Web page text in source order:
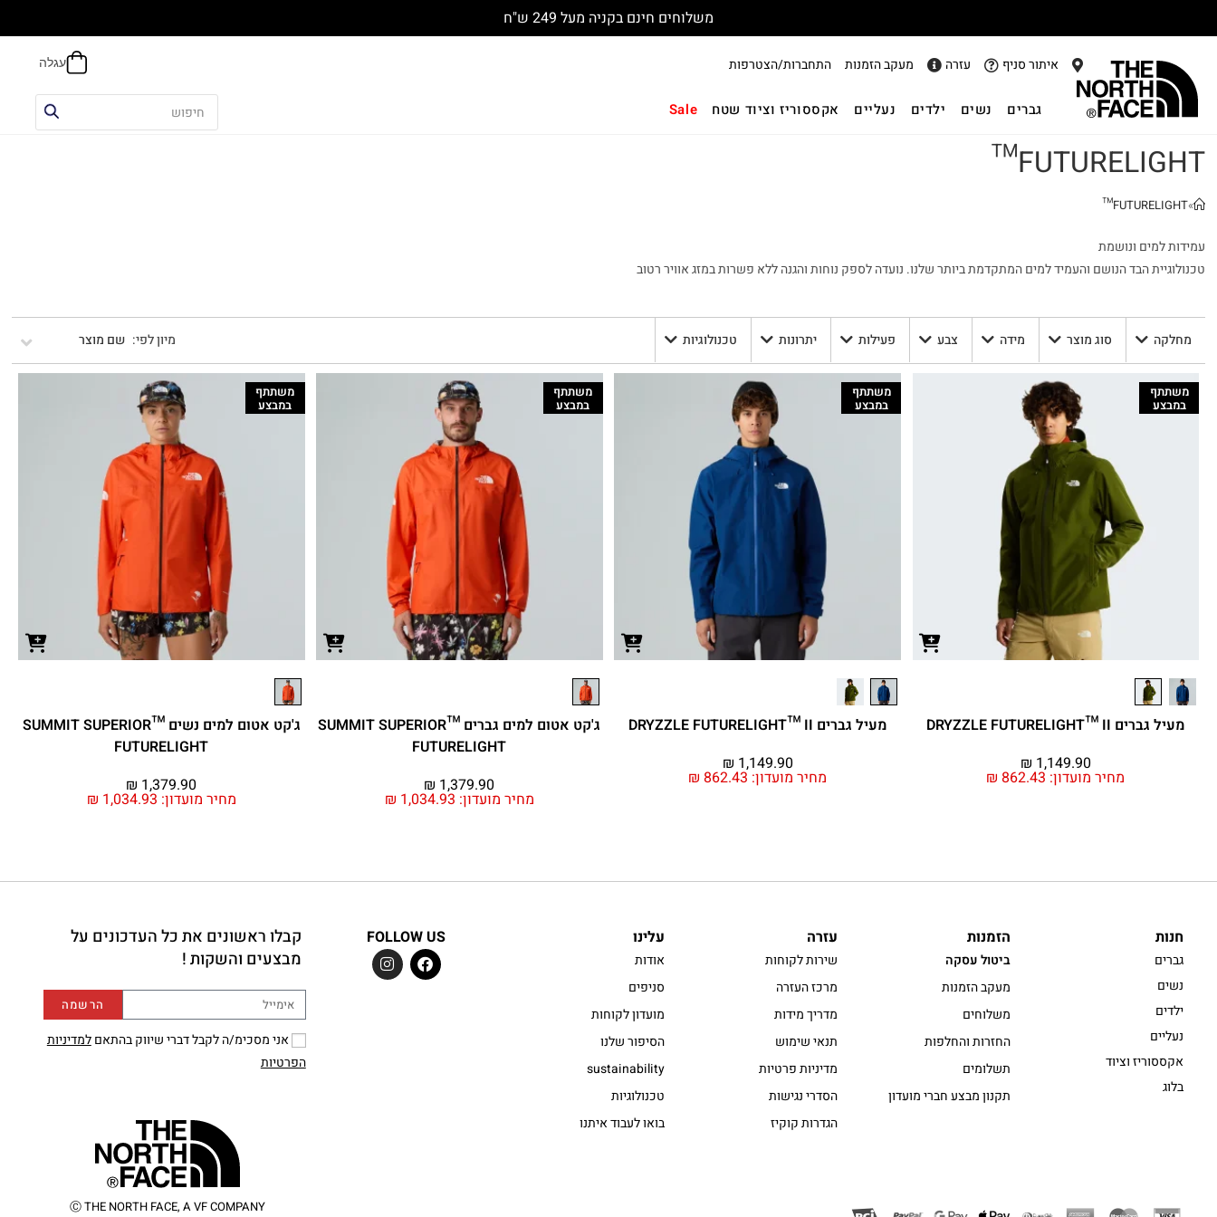
משלוחים חינם בקניה מעל 249 ש"ח
איתור סניף עזרה מעקב הזמנות התחברות/הצטרפות
גברים נשים ילדים נעליים אקססוריז וציוד שטח Sale
FUTURELIGHT™
»
FUTURELIGHT™
עמידות למים ונושמת
טכנולוגיית הבד הנושם והעמיד למים המתקדמת ביותר שלנו. נועדה לספק נוחות והגנה ללא פשרות במזג אוויר רטוב
מחלקה סוג מוצר מידה צבע פעילות יתרונות טכנולוגיות שם מוצר
משתתף
במבצע
מעיל גברים DRYZZLE FUTURELIGHT™ II
מחיר מועדון: ₪ 862.43
₪ 1,149.90
משתתף
במבצע
מעיל גברים DRYZZLE FUTURELIGHT™ II
מחיר מועדון: ₪ 862.43
₪ 1,149.90
משתתף
במבצע
ג'קט אטום למים גברים ™SUMMIT SUPERIOR
FUTURELIGHT
מחיר מועדון: ₪ 1,034.93
₪ 1,379.90
משתתף
במבצע
ג'קט אטום למים נשים ™SUMMIT SUPERIOR
FUTURELIGHT
מחיר מועדון: ₪ 1,034.93
₪ 1,379.90
חנות
גברים
נשים
ילדים
נעליים
אקססוריז וציוד
בלוג
הזמנות
ביטול עסקה
מעקב הזמנות
משלוחים
החזרות והחלפות
תשלומים
תקנון מבצע חברי מועדון
עזרה
שירות לקוחות
מרכז העזרה
מדריך מידות
תנאי שימוש
מדיניות פרטיות
הסדרי נגישות
הגדרות קוקיז
עלינו
אודות
סניפים
מועדון לקוחות
הסיפור שלנו
sustainability
טכנולוגיות
בואו לעבוד איתנו
FOLLOW US
קבלו ראשונים את כל העדכונים על
מבצעים והשקות !
אני מסכימ/ה לקבל דברי שיווק בהתאםלמדיניות
הפרטיות
הרשמה
Ⓒ THE NORTH FACE, A VF COMPANY